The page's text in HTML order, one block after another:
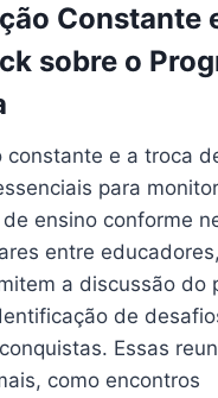
Constante
sobre o
constante e a troca
para
ensino conforme
entre
a discussão do
de
Essas
como encontros